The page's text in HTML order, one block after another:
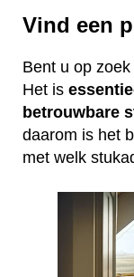
Vind een
Bent u op
Het is
betrouwbare
daarom is het
met welk